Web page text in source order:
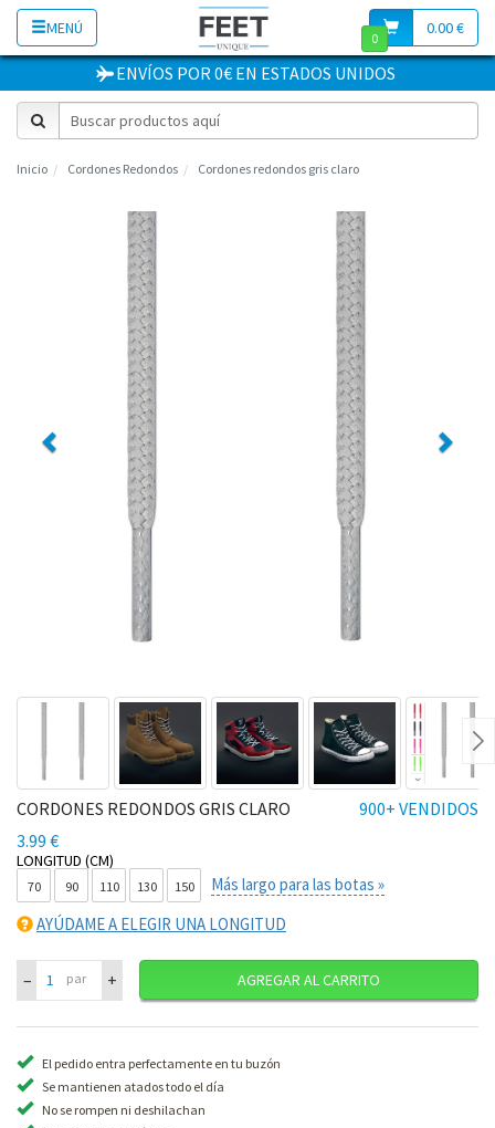
MENÚ 0.00 €
0
ENVÍOS POR 0€ EN ESTADOS UNIDOS
Inicio Cordones Redondos Cordones redondos gris claro
900+ VENDIDOS
CORDONES REDONDOS GRIS CLARO
3.99 €
LONGITUD (CM)
70 90 110 130 150
Más largo para las botas »
AYÚDAME A ELEGIR UNA LONGITUD
– par + AGREGAR AL CARRITO
El pedido entra perfectamente en tu buzón
Se mantienen atados todo el día
No se rompen ni deshilachan